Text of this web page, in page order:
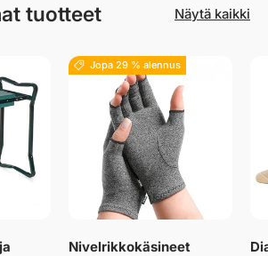
tuotteet Näytä kaikki
Jopa 29 % alennus
Nivelrikkokäsineet